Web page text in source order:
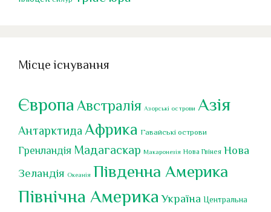
Місце існування
Європа Австралія Азорські острови Азія
Антарктида Африка Гавайські острови
Гренландія Мадагаскар Макаронезія Нова Гвінея Нова
Зеландія Океанія Південна Америка
Північна Америка Україна Центральна